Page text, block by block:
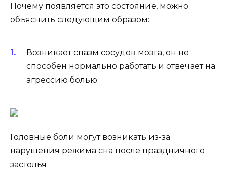
Почему появляется это состояние, можно
объяснить следующим образом:
Возникает спазм сосудов мозга, он не
способен нормально работать и отвечает на
агрессию болью;
Головные боли могут возникать из-за
нарушения режима сна после праздничного
застолья